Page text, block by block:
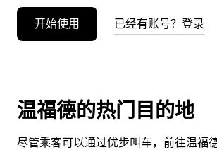
开始使用 已经有账号？登录
温福德的热门目的地
尽管乘客可以通过优步叫车，前往温福